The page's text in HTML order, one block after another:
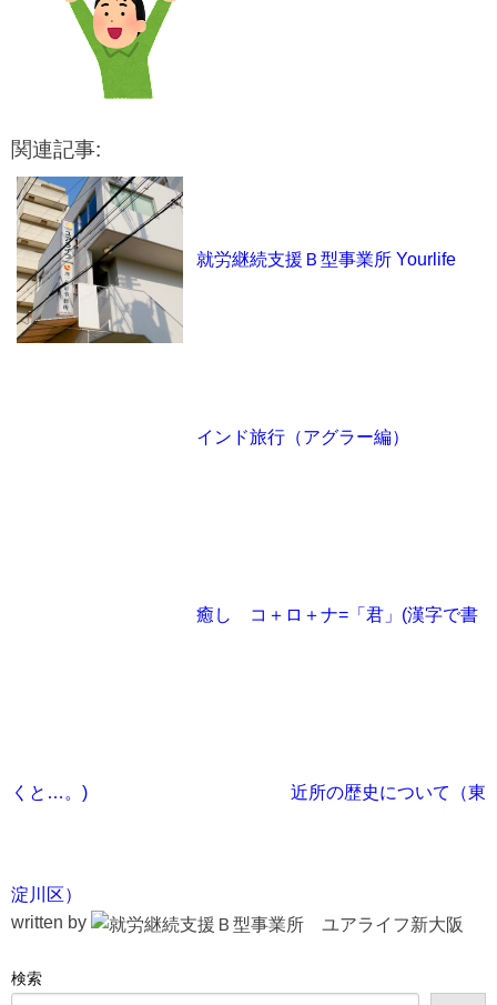
関連記事:
就労継続支援Ｂ型事業所 Yourlife
インド旅行（アグラー編）
癒し コ＋ロ＋ナ=「君」(漢字で書
くと…。) 近所の歴史について（東
淀川区）
written by
検索